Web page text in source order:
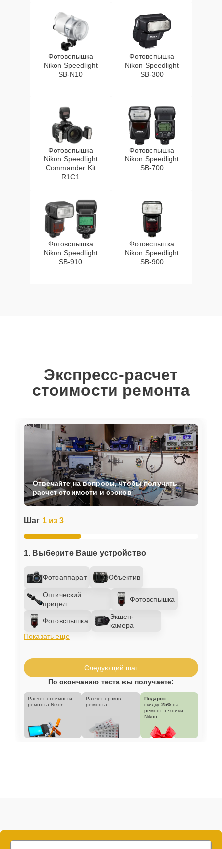
Фотовспышка
Nikon Speedlight
SB-N10
Фотовспышка
Nikon Speedlight
SB-300
Фотовспышка
Nikon Speedlight
Commander Kit
R1C1
Фотовспышка
Nikon Speedlight
SB-700
Фотовспышка
Nikon Speedlight
SB-910
Фотовспышка
Nikon Speedlight
SB-900
Экспресс-расчет
стоимости ремонта
Шаг 1 из 3
1. Выберите Ваше устройство
Фотоаппарат Объектив
Оптический
прицел
Фотовспышка
Фотовспышка
Экшен-
камера
Показать еще
Отвечайте на вопросы, чтобы получить
расчет стоимости и сроков
Следующий шаг
По окончанию теста вы получаете:
Расчет стоимости
ремонта Nikon
Расчет сроков
ремонта
Подарок:
скидку 25% на
ремонт техники
Nikon